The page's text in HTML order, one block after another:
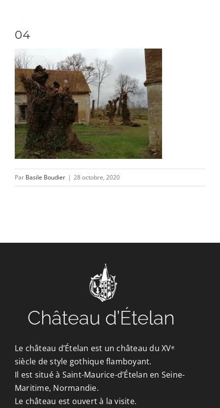
contenu
DÉCOUVRIR
VENIR
NOUS SUIVRE
L’ASSOCIATION
04
Par Basile Boudier | 28 octobre, 2020
Le château d’Ételan est un château du XVᵉ
siècle de style gothique flamboyant.
Il est situé à Saint-Maurice-d’Ételan en Seine-
Maritime, Normandie.
Le château est ouvert à la visite.